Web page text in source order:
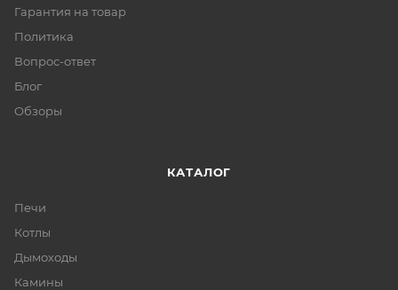
Гарантия на товар
Политика
Вопрос-ответ
Блог
Обзоры
КАТАЛОГ
Печи
Котлы
Дымоходы
Камины